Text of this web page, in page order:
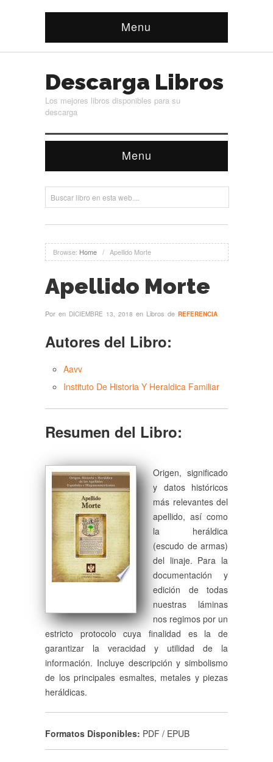
Menu
Descarga Libros
Los mejores libros disponibles para su
descarga
Menu
Browse: Home / Apellido Morte
Apellido Morte
Por en DICIEMBRE 13, 2018 en Libros de REFERENCIA
Autores del Libro:
Aavv
Instituto De Historia Y Heraldica Familiar
Resumen del Libro:
Origen, significado
y datos históricos
más relevantes del
apellido, así como
la heráldica
(escudo de armas)
del linaje. Para la
documentación y
edición de todas
nuestras láminas
nos regimos por un
estricto protocolo cuya finalidad es la de
garantizar la veracidad y utilidad de la
información. Incluye descripción y simbolismo
de los principales esmaltes, metales y piezas
heráldicas.
Formatos Disponibles: PDF / EPUB